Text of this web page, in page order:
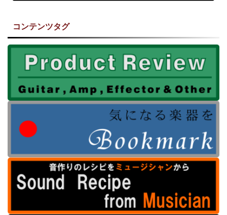
コンテンツタグ